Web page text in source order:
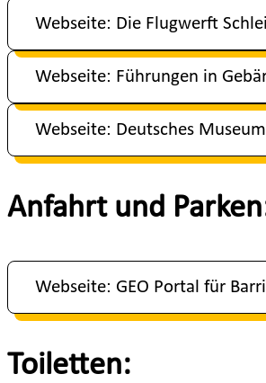
Webseite: Die Flugwerft
Webseite: Führungen in
Webseite: Deutsches
Anfahrt und
Webseite: GEO Portal für
Toiletten: